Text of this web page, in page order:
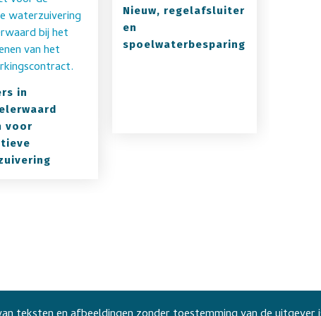
in
voor
Nieuw, regelafsluiter
en
spoelwaterbesparing